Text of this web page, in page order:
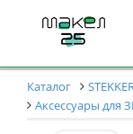
Каталог
Аксессуары для